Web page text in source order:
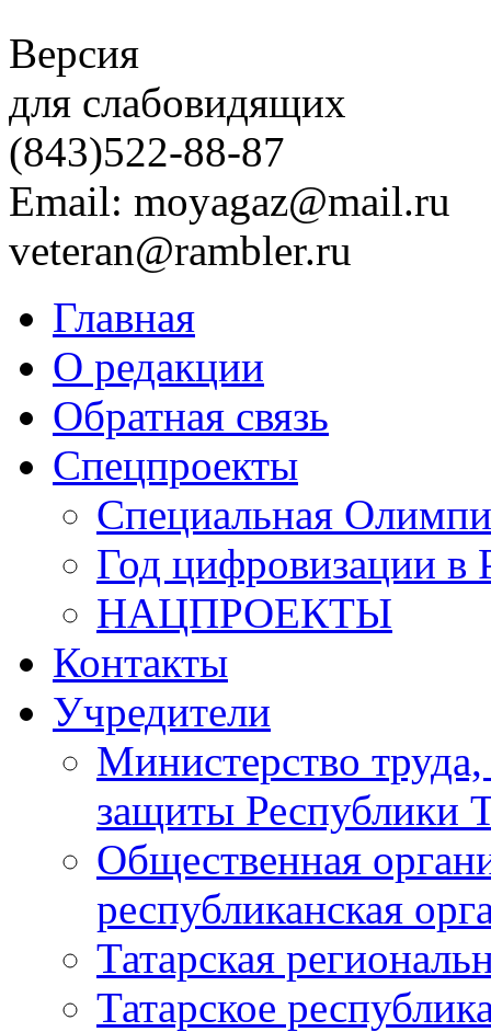
Версия
для слабовидящих
(843)522-88-87
Email: moyagaz@mail.ru
veteran@rambler.ru
Главная
О редакции
Обратная связь
Спецпроекты
Специальная
Год цифровизации в
НАЦПРОЕКТЫ
Контакты
Учредители
Министерство
защиты Республики
Общественная
республиканская
Татарская
Татарское